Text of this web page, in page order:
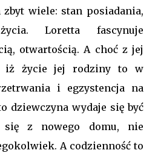
wiele: stan posiadania,
Loretta fascynuje
otwartością. A choć z jej
iż życie jej rodziny to w
i egzystencja na
dziewczyna wydaje się być
się z nowego domu, nie
A codzienność to